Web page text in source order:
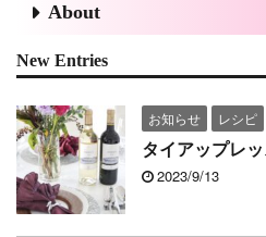
About
New Entries
お知らせ
レシピ
タイアップレ
2023/9/13